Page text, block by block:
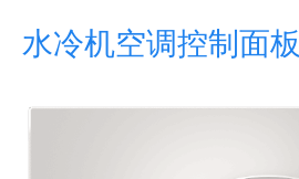
水冷机空调控制面板